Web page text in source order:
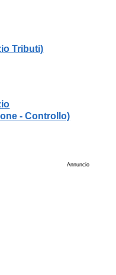
Tributi)
- Controllo)
Annuncio